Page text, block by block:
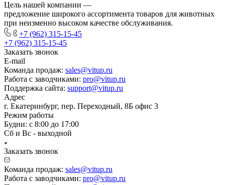
Цель нашей компании —
предложение широкого ассортимента товаров для животных
при неизменно высоком качестве обслуживания.
+7 (962) 315-15-45
+7 (962) 315-15-45
Заказать звонок
E-mail
Команда продаж: sales@vitup.ru
Работа с заводчиками: pro@vitup.ru
Поддержка сайта: support@vitup.ru
Адрес
г. Екатеринбург, пер. Переходный, 8Б офис 3
Режим работы
Будни: с 8:00 до 17:00
Сб и Вс - выходной
Заказать звонок
Команда продаж: sales@vitup.ru
Работа с заводчиками: pro@vitup.ru